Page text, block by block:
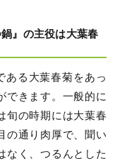
』の主役は大葉春
ある大葉春菊をあっ
できます。一般的に
旬の時期には大葉春
の通り肉厚で、聞い
なく、つるんとした